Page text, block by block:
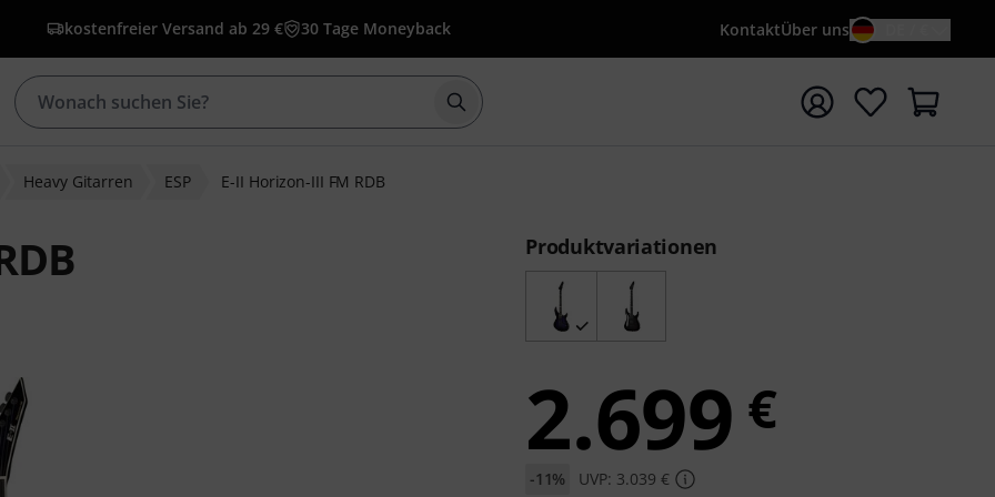
kostenfreier Versand ab 29 € 30 Tage Moneyback KontaktÜber uns
Suche mit Suchwort {searchTerm} starten
Heavy Gitarren ESP E-II Horizon-III FM RDB
Produktvariationen
2.699 €
-11% UVP: 3.039 €